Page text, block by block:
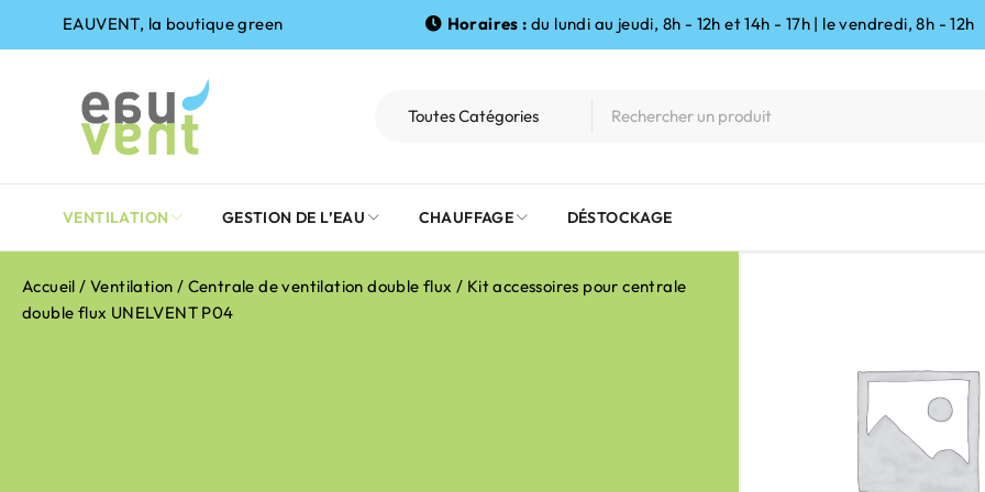
EAUVENT, la boutique green Horaires : du lundi au jeudi, 8h - 12h et 14h - 17h | le vendredi, 8h - 12h
VENTILATION GESTION DE L’EAU CHAUFFAGE DÉSTOCKAGE
Accueil /Ventilation / Centrale de ventilation double flux / Kit accessoires pour centrale
double flux UNELVENT P04